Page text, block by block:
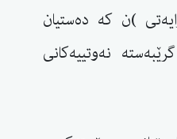
)ن كە دەستیان
نەوتییەكانی